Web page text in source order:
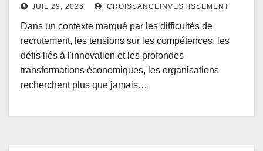
JUIL 29, 2026 CROISSANCEINVESTISSEMENT
Dans un contexte marqué par les difficultés de
recrutement, les tensions sur les compétences, les
défis liés à l'innovation et les profondes
transformations économiques, les organisations
recherchent plus que jamais…